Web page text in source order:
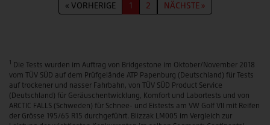
« VORHERIGE 1 2 NÄCHSTE »
1 Die Tests wurden im Auftrag von Bridgestone im Oktober/November 2018
vom TÜV SÜD auf dem Prüfgelände ATP Papenburg (Deutschland) für Tests
auf trockener und nasser Fahrbahn, von TÜV SÜD Product Service
(Deutschland) für Geräuschentwicklung, Komfort und Labortests und von
ARCTIC FALLS (Schweden) für Schnee- und Eistests am VW Golf VII mit Reifen
der Grösse 195/65 R15 durchgeführt. Blizzak LM005 im Vergleich zur